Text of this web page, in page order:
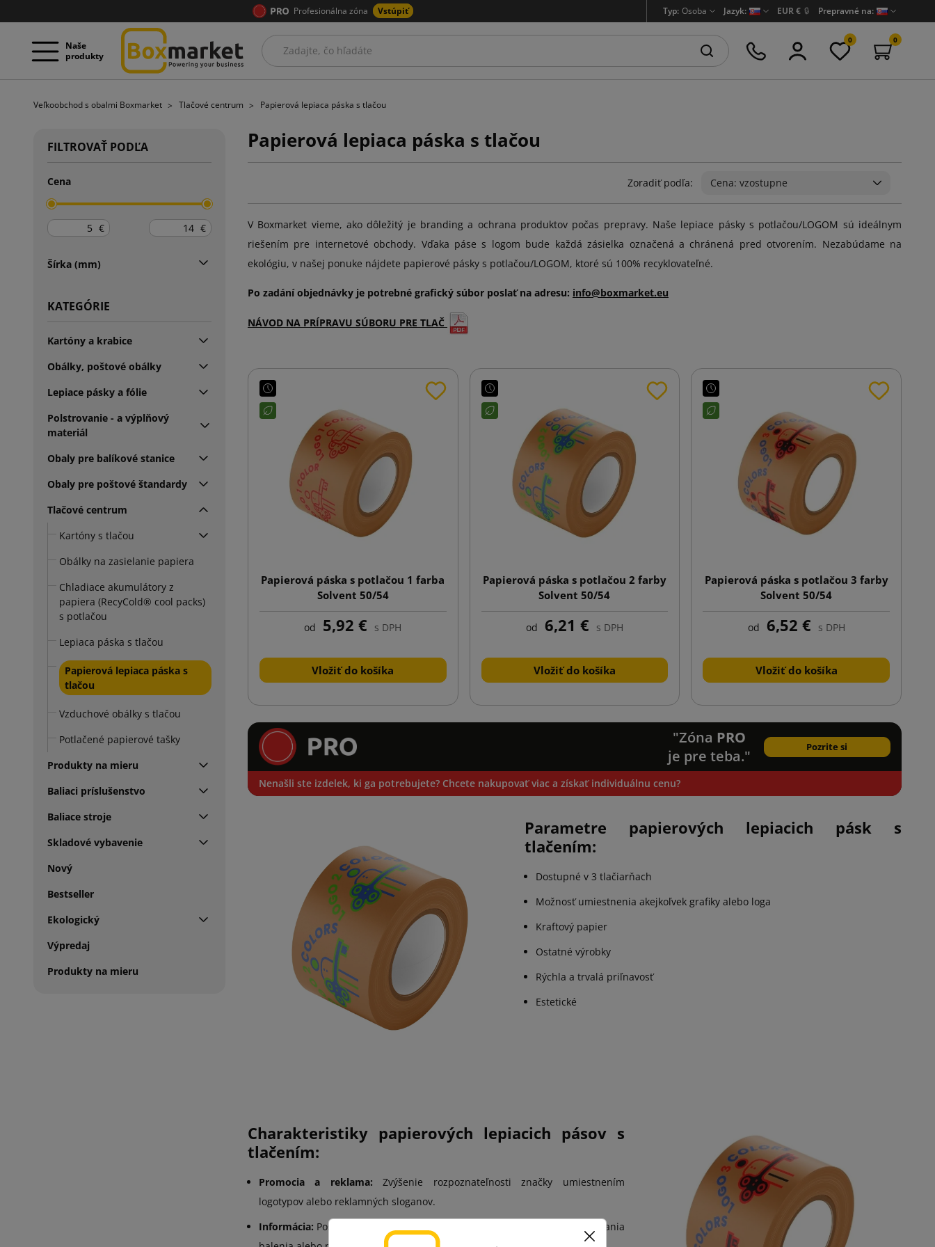
Profesionálna zóna Vstúpiť Typ: Osoba Jazyk: EUR € 🔒 Prepravné na:
Naše
produkty
0 0
Veľkoobchod s obalmi Boxmarket Tlačové centrum Papierová lepiaca páska s tlačou
FILTROVAŤ PODĽA
Cena
€ €
Šírka (mm)
KATEGÓRIE
Kartóny a krabice
Obálky, poštové obálky
Lepiace pásky a fólie
Polstrovanie - a výplňový
materiál
Obaly pre balíkové stanice
Obaly pre poštové štandardy
Tlačové centrum
Kartóny s tlačou
Obálky na zasielanie papiera
Chladiace akumulátory z
papiera (RecyCold® cool packs)
s potlačou
Lepiaca páska s tlačou
Papierová lepiaca páska s
tlačou
Vzduchové obálky s tlačou
Potlačené papierové tašky
Produkty na mieru
Baliaci príslušenstvo
Baliace stroje
Skladové vybavenie
Nový
Bestseller
Ekologický
Výpredaj
Produkty na mieru
Papierová lepiaca páska s tlačou
Zoradiť podľa: Cena: vzostupne
V Boxmarket vieme, ako dôležitý je branding a ochrana produktov počas prepravy. Naše lepiace pásky s potlačou/LOGOM sú ideálnym
riešením pre internetové obchody. Vďaka páse s logom bude každá zásielka označená a chránená pred otvorením. Nezabúdame na
ekológiu, v našej ponuke nájdete papierové pásky s potlačou/LOGOM, ktoré sú 100% recyklovateľné.
Po zadání objednávky je potrebné grafický súbor poslať na adresu: info@boxmarket.eu
NÁVOD NA PRÍPRAVU SÚBORU PRE TLAČ
Papierová páska s potlačou 1 farba
Solvent 50/54
od 5,92 € s DPH
Vložiť do košíka
Papierová páska s potlačou 2 farby
Solvent 50/54
od 6,21 € s DPH
Vložiť do košíka
Papierová páska s potlačou 3 farby
Solvent 50/54
od 6,52 € s DPH
Vložiť do košíka
"Zóna PRO
je pre teba."
Pozrite si
Nenašli ste izdelek, ki ga potrebujete? Chcete nakupovať viac a získať individuálnu cenu?
Parametre papierových lepiacich pásk s
tlačením:
Dostupné v 3 tlačiarňach
Možnosť umiestnenia akejkoľvek grafiky alebo loga
Kraftový papier
Ostatné výrobky
Rýchla a trvalá priľnavosť
Estetické
Charakteristiky papierových lepiacich pásov s
tlačením:
Promocia a reklama:Zvýšenie rozpoznateľnosti značky umiestnením
logotypov alebo reklamných sloganov.
Informácia: Poskytnutie relevantných informácií, napríklad spôsobu otvárania